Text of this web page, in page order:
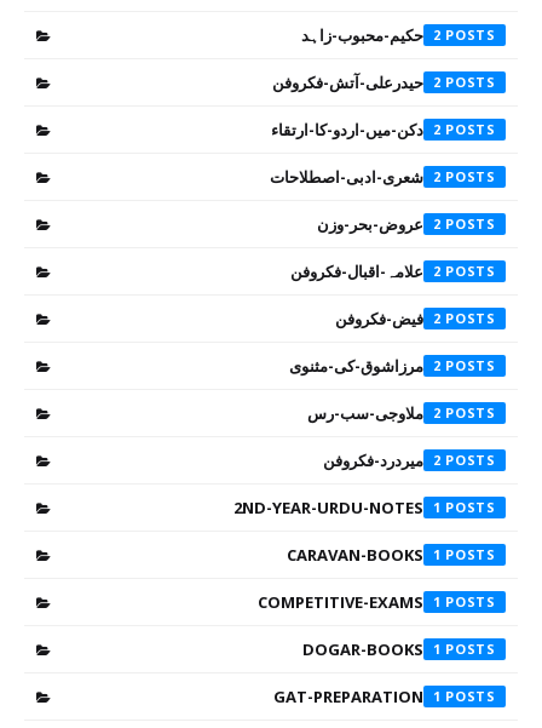
حکیم-محبوب-زاہد 2
حیدرعلی-آتش-فکروفن 2
دکن-میں-اردو-کا-ارتقاء 2
شعری-ادبی-اصطلاحات 2
عروض-بحر-وزن 2
علامہ-اقبال-فکروفن 2
فیض-فکروفن 2
مرزاشوق-کی-مثنوی 2
ملاوجی-سب-رس 2
میردرد-فکروفن 2
2ND-YEAR-URDU-NOTES 1
CARAVAN-BOOKS 1
COMPETITIVE-EXAMS 1
DOGAR-BOOKS 1
GAT-PREPARATION 1